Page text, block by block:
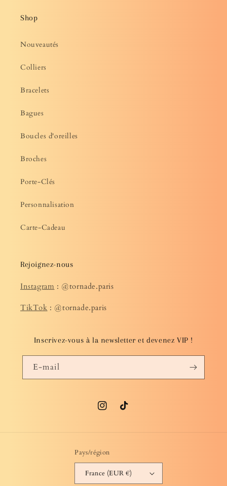
Shop
Nouveautés
Colliers
Bracelets
Bagues
Boucles d'oreilles
Broches
Porte-Clés
Personnalisation
Carte-Cadeau
Rejoignez-nous
Instagram : @tornade.paris
TikTok : @tornade.paris
Inscrivez-vous à la newsletter et devenez VIP !
E-mail
InstagramTikTok
Pays/région
France (EUR €)